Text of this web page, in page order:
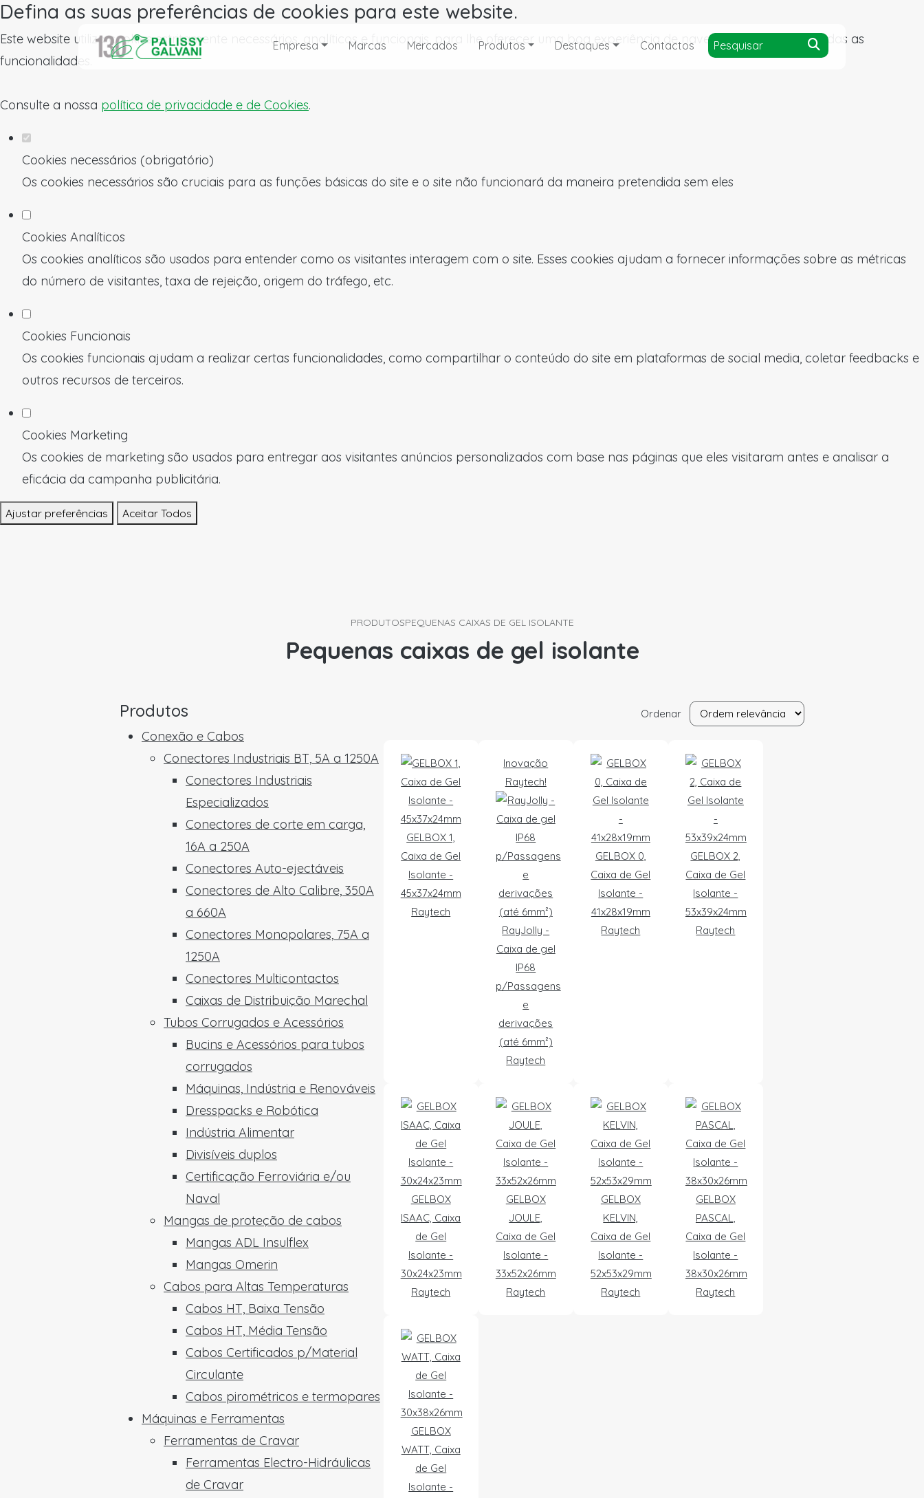
Defina as suas preferências de cookies para este website.
Este website utiliza cookies estritamente necessários, analíticos e funcionais, para lhe oferecer uma boa experiência de navegação e acesso a todas as
funcionalidades.
Consulte a nossa política de privacidade e de Cookies.
Cookies necessários (obrigatório)
Os cookies necessários são cruciais para as funções básicas do site e o site não funcionará da maneira pretendida sem eles
Cookies Analíticos
Os cookies analíticos são usados para entender como os visitantes interagem com o site. Esses cookies ajudam a fornecer informações sobre as métricas
do número de visitantes, taxa de rejeição, origem do tráfego, etc.
Cookies Funcionais
Os cookies funcionais ajudam a realizar certas funcionalidades, como compartilhar o conteúdo do site em plataformas de social media, coletar feedbacks e
outros recursos de terceiros.
Cookies Marketing
Os cookies de marketing são usados para entregar aos visitantes anúncios personalizados com base nas páginas que eles visitaram antes e analisar a
eficácia da campanha publicitária.
Ajustar preferências Aceitar Todos
Empresa Marcas Mercados Produtos Destaques Contactos
PRODUTOSPEQUENAS CAIXAS DE GEL ISOLANTE
Pequenas caixas de gel isolante
Produtos
Conexão e Cabos
Conectores Industriais BT, 5A a 1250A
Conectores Industriais
Especializados
Conectores de corte em carga,
16A a 250A
Conectores Auto-ejectáveis
Conectores de Alto Calibre, 350A
a 660A
Conectores Monopolares, 75A a
1250A
Conectores Multicontactos
Caixas de Distribuição Marechal
Tubos Corrugados e Acessórios
Bucins e Acessórios para tubos
corrugados
Máquinas, Indústria e Renováveis
Dresspacks e Robótica
Indústria Alimentar
Divisíveis duplos
Certificação Ferroviária e/ou
Naval
Mangas de proteção de cabos
Mangas ADL Insulflex
Mangas Omerin
Cabos para Altas Temperaturas
Cabos HT, Baixa Tensão
Cabos HT, Média Tensão
Cabos Certificados p/Material
Circulante
Cabos pirométricos e termopares
Máquinas e Ferramentas
Ferramentas de Cravar
Ferramentas Electro-Hidráulicas
de Cravar
Ordenar
GELBOX 1,
Caixa de Gel
Isolante -
45x37x24mm
Raytech
Inovação
Raytech!
RayJolly -
Caixa de gel
IP68
p/Passagens
e
derivações
(até 6mm²)
Raytech
GELBOX 0,
Caixa de Gel
Isolante -
41x28x19mm
Raytech
GELBOX 2,
Caixa de Gel
Isolante -
53x39x24mm
Raytech
GELBOX
ISAAC, Caixa
de Gel
Isolante -
30x24x23mm
Raytech
GELBOX
JOULE,
Caixa de Gel
Isolante -
33x52x26mm
Raytech
GELBOX
KELVIN,
Caixa de Gel
Isolante -
52x53x29mm
Raytech
GELBOX
PASCAL,
Caixa de Gel
Isolante -
38x30x26mm
Raytech
GELBOX
WATT, Caixa
de Gel
Isolante -